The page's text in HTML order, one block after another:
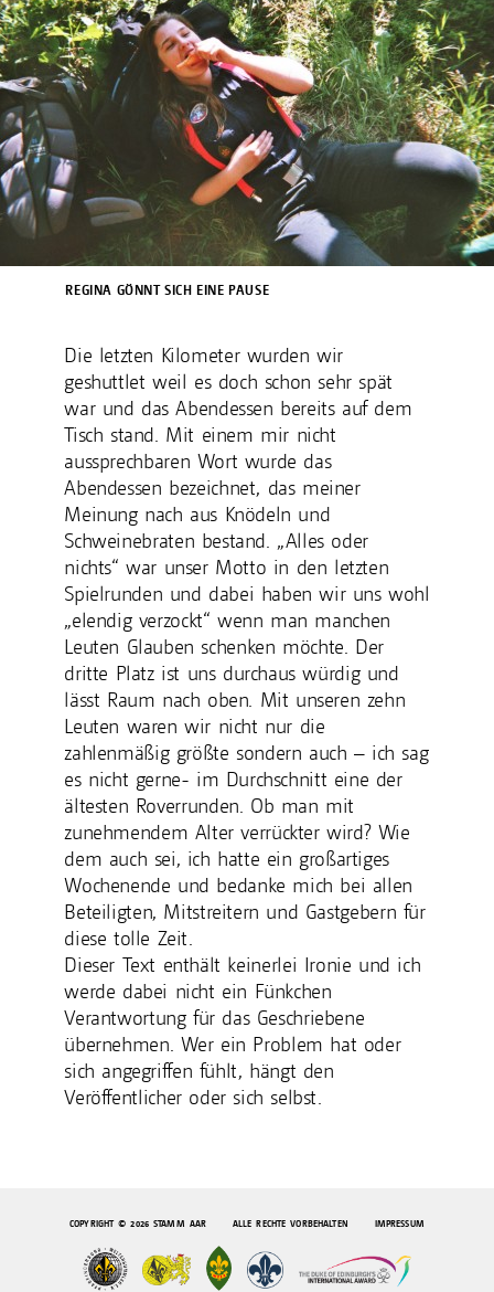
REGINA GÖNNT SICH EINE PAUSE
Die letzten Kilometer wurden wir
geshuttlet weil es doch schon sehr spät
war und das Abendessen bereits auf dem
Tisch stand. Mit einem mir nicht
aussprechbaren Wort wurde das
Abendessen bezeichnet, das meiner
Meinung nach aus Knödeln und
Schweinebraten bestand. „Alles oder
nichts“ war unser Motto in den letzten
Spielrunden und dabei haben wir uns wohl
„elendig verzockt“ wenn man manchen
Leuten Glauben schenken möchte. Der
dritte Platz ist uns durchaus würdig und
lässt Raum nach oben. Mit unseren zehn
Leuten waren wir nicht nur die
zahlenmäßig größte sondern auch – ich sag
es nicht gerne- im Durchschnitt eine der
ältesten Roverrunden. Ob man mit
zunehmendem Alter verrückter wird? Wie
dem auch sei, ich hatte ein großartiges
Wochenende und bedanke mich bei allen
Beteiligten, Mitstreitern und Gastgebern für
diese tolle Zeit.
Dieser Text enthält keinerlei Ironie und ich
werde dabei nicht ein Fünkchen
Verantwortung für das Geschriebene
übernehmen. Wer ein Problem hat oder
sich angegriffen fühlt, hängt den
Veröffentlicher oder sich selbst.
COPYRIGHT © 2026 STAMM AAR ALLE RECHTE VORBEHALTEN IMPRESSUM